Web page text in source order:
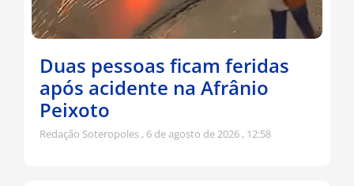
Duas pessoas ficam feridas
após acidente na Afrânio
Peixoto
Redação Soteropoles 6 de agosto de 2026 12:58